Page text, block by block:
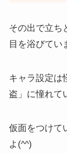
その出で立ち
目を浴びてい
キャラ設定は
盗」に憧れて
仮面をつけて
よ(^^)